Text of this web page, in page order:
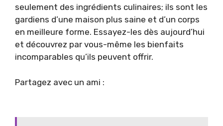
seulement des ingrédients culinaires; ils sont les
gardiens d’une maison plus saine et d’un corps
en meilleure forme. Essayez-les dès aujourd’hui
et découvrez par vous-même les bienfaits
incomparables qu’ils peuvent offrir.
Partagez avec un ami :